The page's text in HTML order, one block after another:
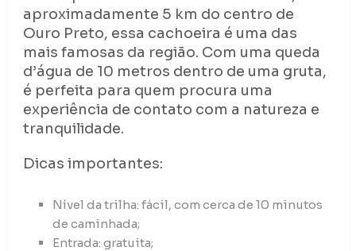
aproximadamente 5 km do centro de
Ouro Preto, essa cachoeira é uma das
mais famosas da região. Com uma queda
d’água de 10 metros dentro de uma gruta,
é perfeita para quem procura uma
experiência de contato com a natureza e
tranquilidade.
Dicas importantes:
Nível da trilha: fácil, com cerca de 10 minutos
de caminhada;
Entrada: gratuita;